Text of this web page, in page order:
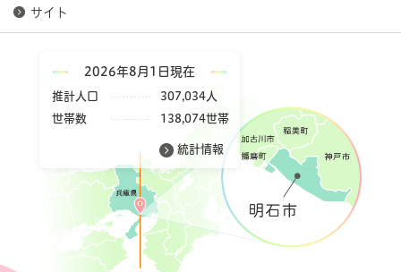
サイト
2026年8月1日現在
推計人口
307,034人
世帯数
138,074世帯
統計情報